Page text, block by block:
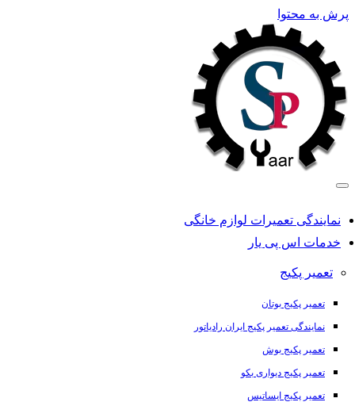
به محتوا
نمایندگی تعمیرات لوازم خانگی
خدمات اس پی یار
تعمیر پکیج
تعمیر پکیج بوتان
نمایندگی تعمیر پکیج ایران رادیاتور
تعمیر پکیج بوش
تعمیر پکیج دیواری بکو
تعمیر پکیج ایساتیس